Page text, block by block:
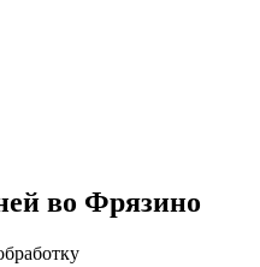
во Фрязино